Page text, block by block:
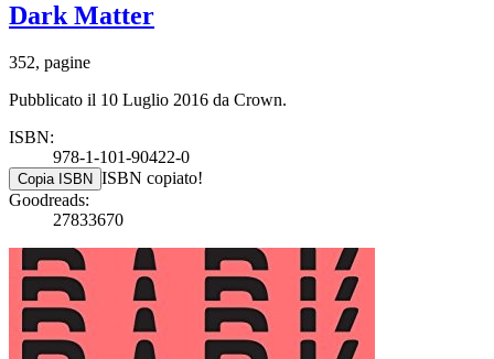
Dark Matter
352, pagine
Pubblicato il 10 Luglio 2016 da Crown.
ISBN:
978-1-101-90422-0
Copia ISBN ISBN copiato!
Goodreads:
27833670